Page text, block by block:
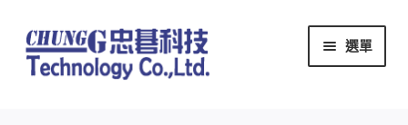
跳
至
導
跳
至
主
選單